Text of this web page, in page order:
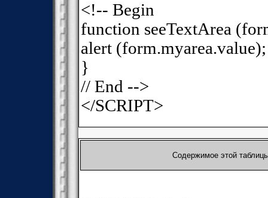
<!-- Begin
function seeTextArea
alert (form.myarea.value);
}
// End -->
</SCRIPT>
Содержимое этой